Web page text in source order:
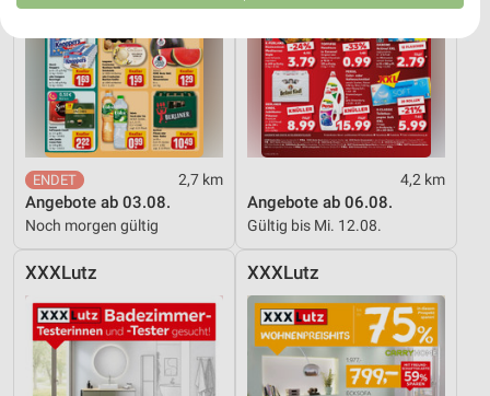
2,7 km
Angebote ab 03.08.
Noch morgen gültig
4,2 km
Angebote ab 06.08.
Gültig bis Mi. 12.08.
XXXLutz XXXLutz
Website/App.
Partnerliste anzeigen (1 IAB-Anbieter)
Wir nutzen Ihre Daten für folgende Zwecke:
IAB-Verarbeitungszwecke:
Speichern von oder Zugriff auf Informationen
auf einem Endgerät
Verwendung reduzierter Daten zur Auswahl von
Werbung
Verwendung von Profilen zur Auswahl
personalisierter Werbung